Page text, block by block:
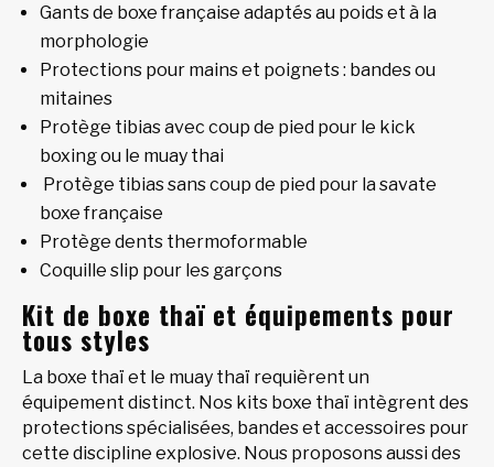
Gants de boxe française adaptés au poids et à la
morphologie
Protections pour mains et poignets : bandes ou
mitaines
Protège tibias avec coup de pied pour le kick
boxing ou le muay thai
Protège tibias sans coup de pied pour la savate
boxe française
Protège dents thermoformable
Coquille slip pour les garçons
Kit de boxe thaï et équipements pour
tous styles
La boxe thaï et le muay thaï requièrent un
équipement distinct. Nos kits boxe thaï intègrent des
protections spécialisées, bandes et accessoires pour
cette discipline explosive. Nous proposons aussi des